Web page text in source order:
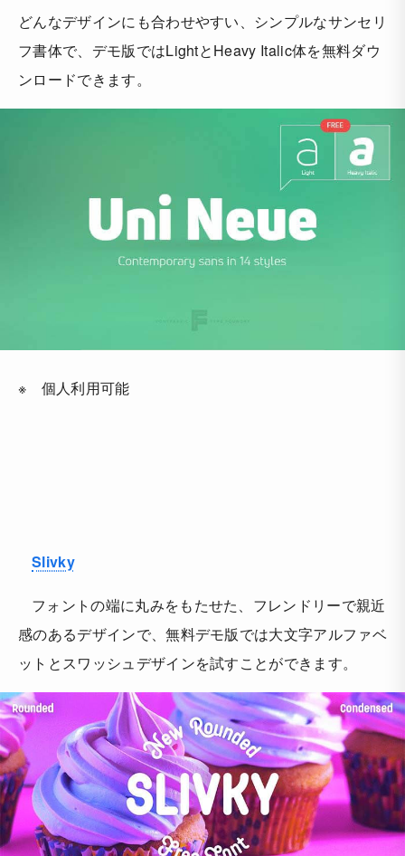
どんなデザインにも合わせやすい、シンプルなサンセリ
フ書体で、デモ版ではLightとHeavy Italic体を無料ダウ
ンロードできます。
※ 個人利用可能
Slivky
フォントの端に丸みをもたせた、フレンドリーで親近
感のあるデザインで、無料デモ版では大文字アルファベ
ットとスワッシュデザインを試すことができます。